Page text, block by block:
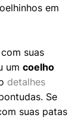
em
suas
um coelho
detalhes
Se
suas patas